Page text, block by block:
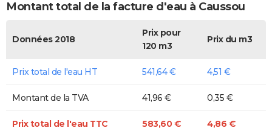
Montant total de la facture d'eau à Caussou
Données 2018
Prix pour
120 m3
Prix du m3
Prix total de l'eau HT 541,64 € 4,51 €
Montant de la TVA 41,96 € 0,35 €
Prix total de l'eau TTC 583,60 € 4,86 €